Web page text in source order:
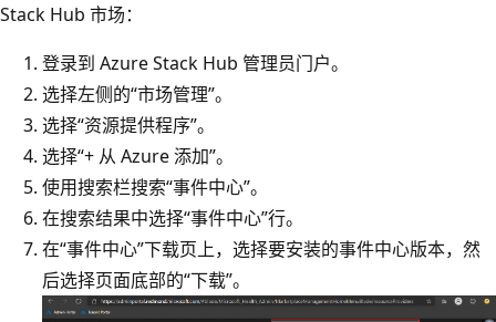
Stack Hub 市场：
登录到 Azure Stack Hub 管理员门户。
选择左侧的“市场管理”。
选择“资源提供程序”。
选择“+ 从 Azure 添加”。
使用搜索栏搜索“事件中心”。
在搜索结果中选择“事件中心”行。
在“事件中心”下载页上，选择要安装的事件中心版本，然
后选择页面底部的“下载”。